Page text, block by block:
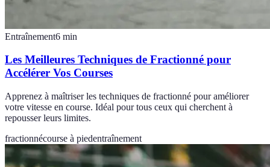
Entraînement6 min
Les Meilleures Techniques de Fractionné pour
Accélérer Vos Courses
Apprenez à maîtriser les techniques de fractionné pour améliorer
votre vitesse en course. Idéal pour tous ceux qui cherchent à
repousser leurs limites.
fractionnécourse à piedentraînement